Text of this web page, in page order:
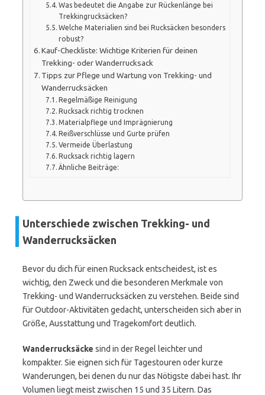
Was bedeutet die Angabe zur Rückenlänge bei
Trekkingrucksäcken?
Welche Materialien sind bei Rucksäcken besonders
robust?
Kauf-Checkliste: Wichtige Kriterien für deinen
Trekking- oder Wanderrucksack
Tipps zur Pflege und Wartung von Trekking- und
Wanderrucksäcken
Regelmäßige Reinigung
Rucksack richtig trocknen
Materialpflege und Imprägnierung
Reißverschlüsse und Gurte prüfen
Vermeide Überlastung
Rucksack richtig lagern
Ähnliche Beiträge:
Unterschiede zwischen Trekking- und
Wanderrucksäcken
Bevor du dich für einen Rucksack entscheidest, ist es
wichtig, den Zweck und die besonderen Merkmale von
Trekking- und Wanderrucksäcken zu verstehen. Beide sind
für Outdoor-Aktivitäten gedacht, unterscheiden sich aber in
Größe, Ausstattung und Tragekomfort deutlich.
Wanderrucksäcke sind in der Regel leichter und
kompakter. Sie eignen sich für Tagestouren oder kurze
Wanderungen, bei denen du nur das Nötigste dabei hast. Ihr
Volumen liegt meist zwischen 15 und 35 Litern. Das